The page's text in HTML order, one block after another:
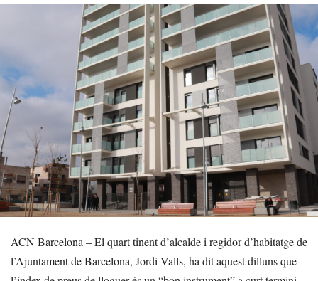
ACN Barcelona – El quart tinent d’alcalde i regidor d’habitatge de
l’Ajuntament de Barcelona, Jordi Valls, ha dit aquest dilluns que